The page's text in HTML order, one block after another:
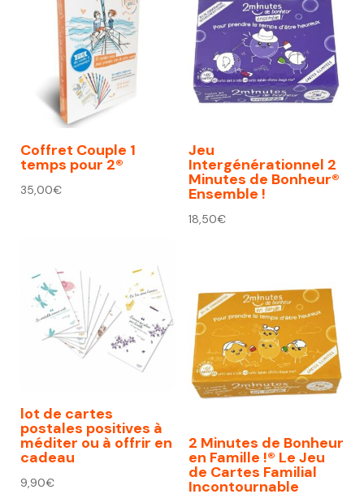
74,00€.67,00€.
Coffret Couple 1
temps pour 2®
35,00€
Jeu
Intergénérationnel 2
Minutes de Bonheur®
Ensemble !
18,50€
lot de cartes
postales positives à
méditer ou à offrir en
cadeau
9,90€
2 Minutes de Bonheur
en Famille !® Le Jeu
de Cartes Familial
Incontournable